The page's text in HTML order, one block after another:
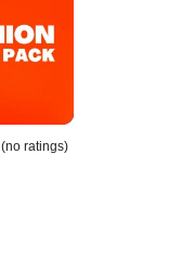
(no ratings)